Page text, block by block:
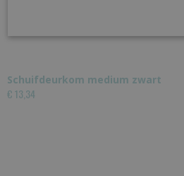
Schuifdeurkom medium zwart
€ 13,34